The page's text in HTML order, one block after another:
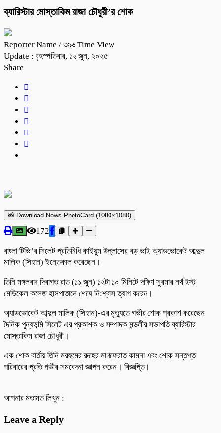
ব্যারিস্টার মোস্তাকিম রাজা চৌধুরী’র শোক
Reporter Name / ৩৯৬ Time View
Update : বৃহস্পতিবার, ১২ জুন, ২০২৫
Share
📸 Download News PhotoCard (1080×1080)
172
বাংলা টিভি’র সিলেট প্রতিনিধি কাইয়ুম উল্লাসের বড় ভাই অ্যাডভোকেট আব্দুল
মালিক (সিহান) ইন্তেকাল করেছেন।
তিনি মঙ্গলবার দিবাগত রাত (১১ জুন) ১২টা ১০ মিনিটে দক্ষিণ সুরমার নর্থ ইস্ট
মেডিকেল কলেজ হাসপাতালে শেষে নি:শ্বাস ত্যাগ করেন।
অ্যাডভোকেট আব্দুল মালিক (সিহান)-এর মৃত্যুতে গভীর শোক প্রকাশ করেছেন
দৈনিক পূন্যভৃমি সিলেট এর প্রকাশক ও সম্পাদক মন্ডলীর সভাপতি ব্যারিস্টার
মোস্তাকিম রাজা চৌধুরী।
এক শোক বার্তায় তিনি মরহুমের রুহের মাগফেরাত কামনা এবং শোক সন্তপ্ত
পরিবারের প্রতি গভীর সমবেদনা জ্ঞাপন করেন। বিজ্ঞপ্তি।
আপনার মতামত লিখুন :
Leave a Reply